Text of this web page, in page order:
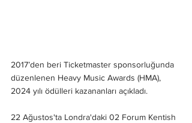
2017’den beri Ticketmaster sponsorluğunda
düzenlenen Heavy Music Awards (HMA),
2024 yılı ödülleri kazananları açıkladı.
22 Ağustos'ta Londra'daki 02 Forum Kentish